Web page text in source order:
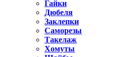
Гайки
Дюбеля
Заклепки
Саморезы
Такелаж
Хомуты